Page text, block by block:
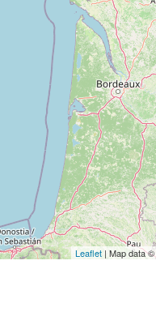
Leaflet | Map data ©